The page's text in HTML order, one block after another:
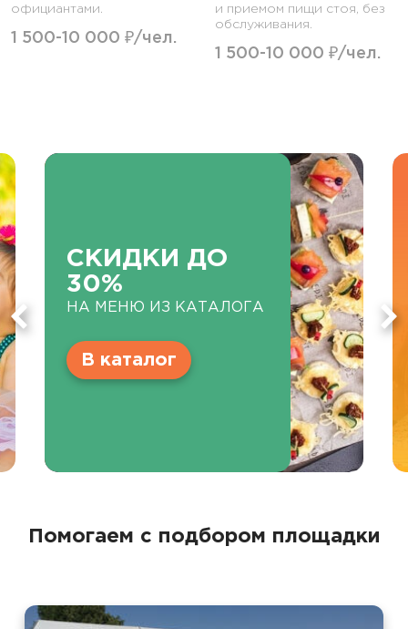
официантами.
1 500-10 000 ₽/чел.
и приемом пищи стоя, без
обслуживания.
1 500-10 000 ₽/чел.
СКИДКИ ДО
30%
НА МЕНЮ ИЗ КАТАЛОГА
В каталог
Помогаем с подбором площадки